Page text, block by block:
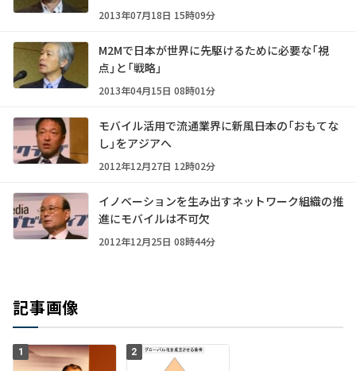
2013年07月18日 15時09分
M2Mで日本が世界に先駆けるために必要な「視
点」と「戦略」
2013年04月15日 08時01分
モバイル活用で流通業界に新風――日本の「おもてな
し」をアジアへ
2012年12月27日 12時02分
イノベーションを生み出すネットワーク組織の推
進にモバイルは不可欠
2012年12月25日 08時44分
記事画像
1 2